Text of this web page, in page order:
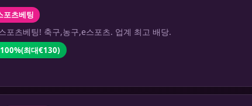
포츠베팅
포츠베팅! 축구,농구,e스포츠. 업계 최고 배당.
최대€130)